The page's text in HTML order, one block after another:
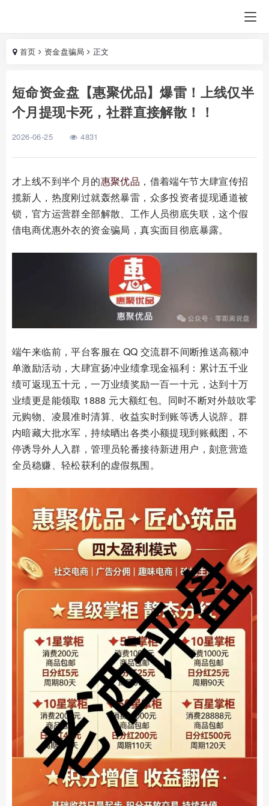
首页 资金盘骗局 正文
短命资金盘【惠聚优品】爆雷！上线仅半
个月提现卡死，社群直接解散！！
2026-06-25 4831
才上线不到半个月的惠聚优品 ，借着端午节大肆宣传招
揽新人，热度刚过就轰然暴雷，众多投资者提现通道被
锁，官方运营群全部解散、工作人员彻底失联，这个假
借电商优惠外衣的资金骗局，真实面目彻底暴露。
端午来临前，平台客服在 QQ 交流群不间断推送高额冲
单激励活动，大肆宣扬冲业绩拿现金福利：累计五千业
绩可返现五十元，一万业绩奖励一百一十元，达到十万
业绩更是能领取 1888 元大额红包。同时不断对外鼓吹零
元购物、凌晨准时清算、收益实时到账等诱人说辞。群
内暗藏大批水军，持续晒出各类小额提现到账截图，不
停诱导外人入群，管理员轮番接待新进用户，刻意营造
全员稳赚、轻松获利的虚假氛围。